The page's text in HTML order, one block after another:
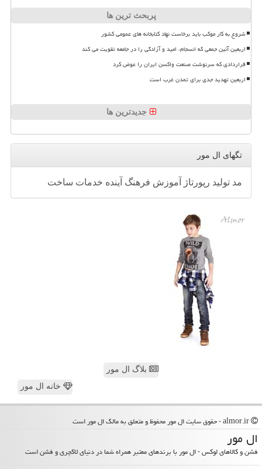
پربحث ترین ها
شروع به کار موکب باید برخاست نهاد کتابخانه های عمومی کشور
اربعین آئین جمعی که انسجام، امید و آزادگی را در جامعه تقویت می کند
قراردادی که سرنوشت صنعت واکسن ایران را عوض کرد
اربعین تهدید جدی برای تمدن غرب است
جدیدترین ها
تگهای ال مور
مد تولید رپورتاژ آموزش فرهنگ آینده خدمات ساخت
بلاگ ال مور
خانه ال مور
ال مور
فشن و کالاهای لوکس - ال مور با برندهای معتبر همراه شما در دنیای لاکچری و فشن است